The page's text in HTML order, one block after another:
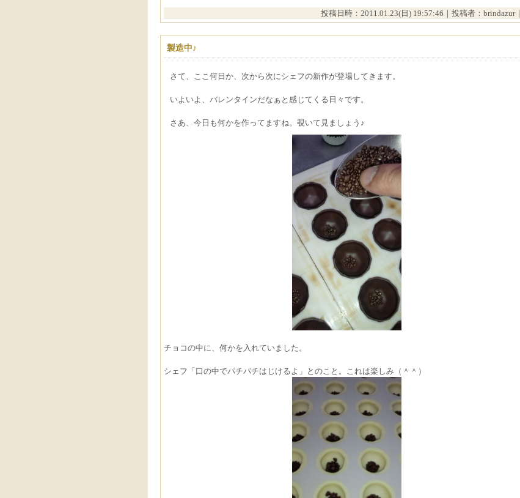
投稿日時：2011.01.23(日) 19:57:46｜投稿者：brindazur｜
製造中♪
さて、ここ何日か、次から次にシェフの新作が登場してきます。
いよいよ、バレンタインだなぁと感じてくる日々です。
さあ、今日も何かを作ってますね。覗いて見ましょう♪
チョコの中に、何かを入れていました。
シェフ「口の中でパチパチはじけるよ」とのこと。これは楽しみ（＾＾）